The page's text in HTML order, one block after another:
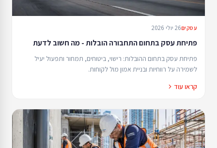
עסקים26 יולי 2026
פתיחת עסק בתחום התחבורה הובלות - מה חשוב לדעת
פתיחת עסק בתחום ההובלות: רישוי, ביטוחים, תמחור ותפעול יעיל
לשמירה על רווחיות ובניית אמון מול לקוחות.
קראו עוד